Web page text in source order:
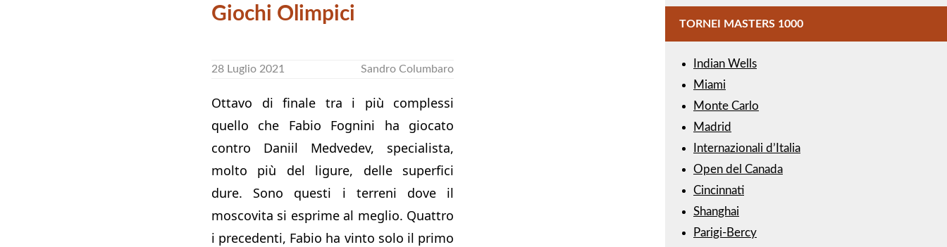
Giochi Olimpici
28 Luglio 2021 Sandro Columbaro
Ottavo di finale tra i più complessi
quello che Fabio Fognini ha giocato
contro Daniil Medvedev, specialista,
molto più del ligure, delle superfici
dure. Sono questi i terreni dove il
moscovita si esprime al meglio. Quattro
i precedenti, Fabio ha vinto solo il primo
TORNEI MASTERS 1000
Indian Wells
Miami
Monte Carlo
Madrid
Internazionali d’Italia
Open del Canada
Cincinnati
Shanghai
Parigi-Bercy